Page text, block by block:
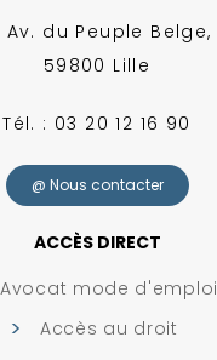
Av. du Peuple Belge,
59800 Lille
Tél. : 03 20 12 16 90
@ Nous contacter
ACCÈS DIRECT
Avocat mode d'emploi
Accès au droit